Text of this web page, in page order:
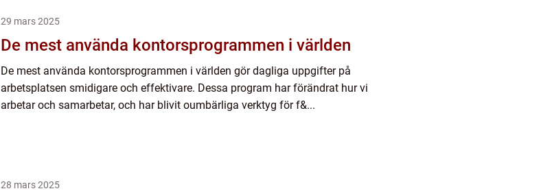
29 mars 2025
De mest använda kontorsprogrammen i världen
De mest använda kontorsprogrammen i världen gör dagliga uppgifter på
arbetsplatsen smidigare och effektivare. Dessa program har förändrat hur vi
arbetar och samarbetar, och har blivit oumbärliga verktyg för f&...
28 mars 2025